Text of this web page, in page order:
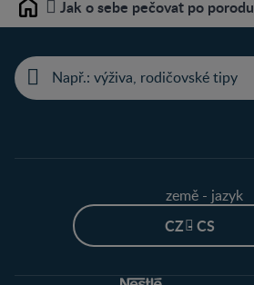
Home Jak o sebe pečovat po porodu
země - jazyk
CZ - CS